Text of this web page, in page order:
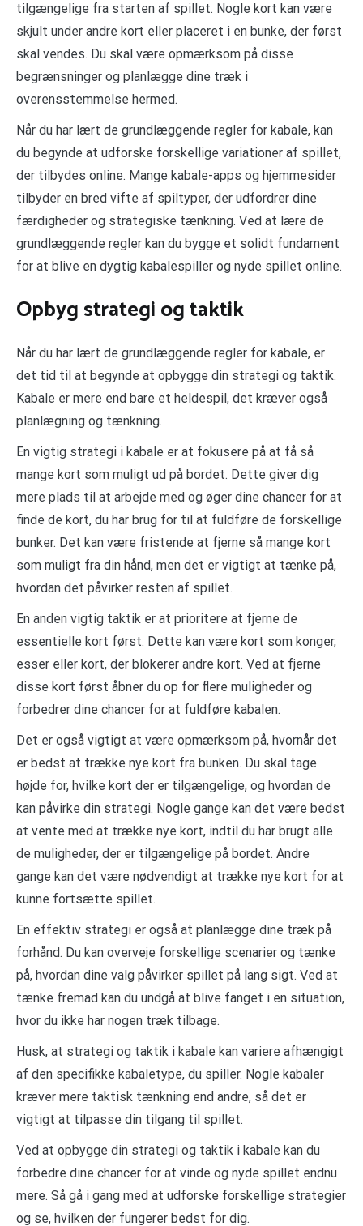
tilgængelige fra starten af spillet. Nogle kort kan være
skjult under andre kort eller placeret i en bunke, der først
skal vendes. Du skal være opmærksom på disse
begrænsninger og planlægge dine træk i
overensstemmelse hermed.
Når du har lært de grundlæggende regler for kabale, kan
du begynde at udforske forskellige variationer af spillet,
der tilbydes online. Mange kabale-apps og hjemmesider
tilbyder en bred vifte af spiltyper, der udfordrer dine
færdigheder og strategiske tænkning. Ved at lære de
grundlæggende regler kan du bygge et solidt fundament
for at blive en dygtig kabalespiller og nyde spillet online.
Opbyg strategi og taktik
Når du har lært de grundlæggende regler for kabale, er
det tid til at begynde at opbygge din strategi og taktik.
Kabale er mere end bare et heldespil, det kræver også
planlægning og tænkning.
En vigtig strategi i kabale er at fokusere på at få så
mange kort som muligt ud på bordet. Dette giver dig
mere plads til at arbejde med og øger dine chancer for at
finde de kort, du har brug for til at fuldføre de forskellige
bunker. Det kan være fristende at fjerne så mange kort
som muligt fra din hånd, men det er vigtigt at tænke på,
hvordan det påvirker resten af spillet.
En anden vigtig taktik er at prioritere at fjerne de
essentielle kort først. Dette kan være kort som konger,
esser eller kort, der blokerer andre kort. Ved at fjerne
disse kort først åbner du op for flere muligheder og
forbedrer dine chancer for at fuldføre kabalen.
Det er også vigtigt at være opmærksom på, hvornår det
er bedst at trække nye kort fra bunken. Du skal tage
højde for, hvilke kort der er tilgængelige, og hvordan de
kan påvirke din strategi. Nogle gange kan det være bedst
at vente med at trække nye kort, indtil du har brugt alle
de muligheder, der er tilgængelige på bordet. Andre
gange kan det være nødvendigt at trække nye kort for at
kunne fortsætte spillet.
En effektiv strategi er også at planlægge dine træk på
forhånd. Du kan overveje forskellige scenarier og tænke
på, hvordan dine valg påvirker spillet på lang sigt. Ved at
tænke fremad kan du undgå at blive fanget i en situation,
hvor du ikke har nogen træk tilbage.
Husk, at strategi og taktik i kabale kan variere afhængigt
af den specifikke kabaletype, du spiller. Nogle kabaler
kræver mere taktisk tænkning end andre, så det er
vigtigt at tilpasse din tilgang til spillet.
Ved at opbygge din strategi og taktik i kabale kan du
forbedre dine chancer for at vinde og nyde spillet endnu
mere. Så gå i gang med at udforske forskellige strategier
og se, hvilken der fungerer bedst for dig.